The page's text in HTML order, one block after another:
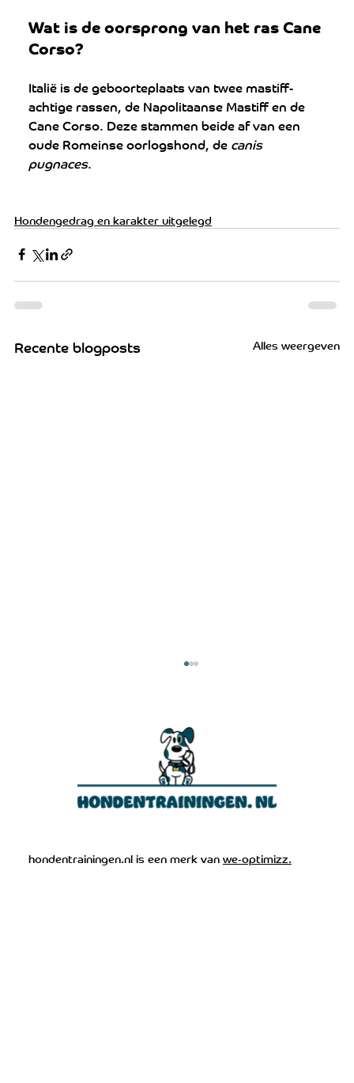
Wat is de oorsprong van het ras Cane
Corso?
Italië is de geboorteplaats van twee mastiff-
achtige rassen, de Napolitaanse Mastiff en de
Cane Corso. Deze stammen beide af van een
oude Romeinse oorlogshond, de canis
pugnaces.
Hondengedrag en karakter uitgelegd
Recente blogposts Alles weergeven
hondentrainingen.nl is een merk vanwe-optimizz.